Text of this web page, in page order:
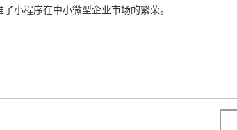
小程序在中小微型企业市场的繁荣。